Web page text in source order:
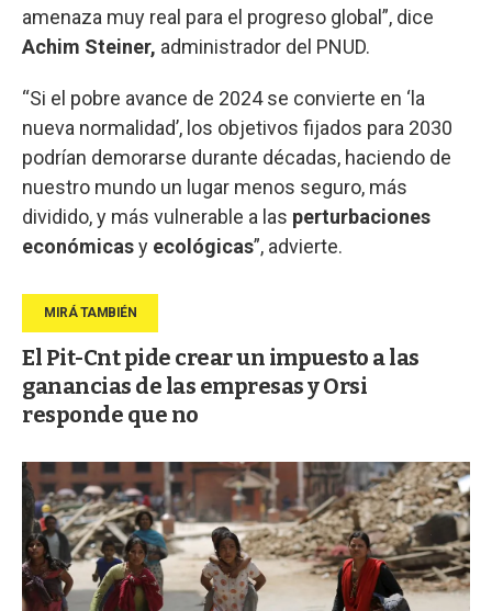
amenaza muy real para el progreso global”, dice
Achim Steiner, administrador del PNUD.
“Si el pobre avance de 2024 se convierte en ‘la
nueva normalidad’, los objetivos fijados para 2030
podrían demorarse durante décadas, haciendo de
nuestro mundo un lugar menos seguro, más
dividido, y más vulnerable a las perturbaciones
económicasy ecológicas”, advierte.
El Pit-Cnt pide crear un impuesto a las
ganancias de las empresas y Orsi
responde que no